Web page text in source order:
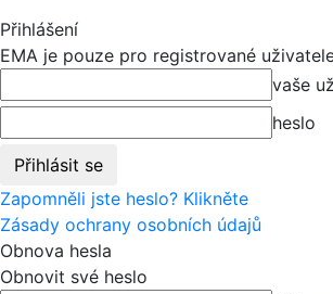
Přihlášení
EMA je pouze pro registrované
vaše
heslo
Zapomněli jste heslo? Klikněte
Zásady ochrany osobních údajů
Obnova hesla
Obnovit své heslo